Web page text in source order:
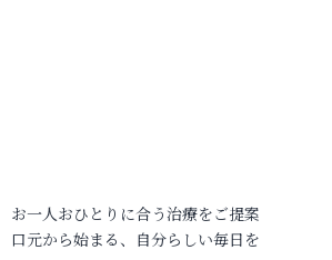
お一人おひとりに合う治療をご提案
口元から始まる、自分らしい毎日を